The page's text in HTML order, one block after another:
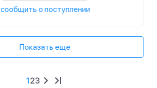
сообщить о поступлении
Показать еще
123